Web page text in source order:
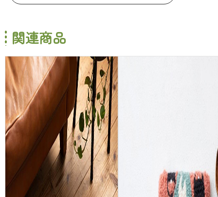
関連商品